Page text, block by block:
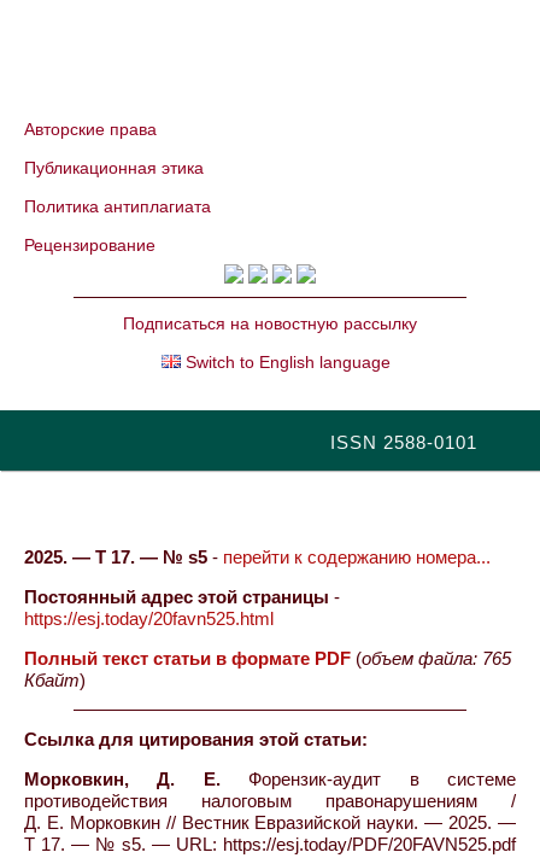
Авторские права
Публикационная этика
Политика антиплагиата
Рецензирование
Подписаться на новостную рассылку
Switch to English language
ISSN 2588-0101
2025. — Т 17. — № s5 - перейти к содержанию номера...
Постоянный адрес этой страницы -
https://esj.today/20favn525.html
Полный текст статьи в формате PDF (объем файла: 765
Кбайт)
Ссылка для цитирования этой статьи:
Морковкин, Д. Е.Форензик-аудит в системе
противодействия налоговым правонарушениям /
Д. Е. Морковкин // Вестник Евразийской науки. — 2025. —
Т 17. — № s5. — URL: https://esj.today/PDF/20FAVN525.pdf